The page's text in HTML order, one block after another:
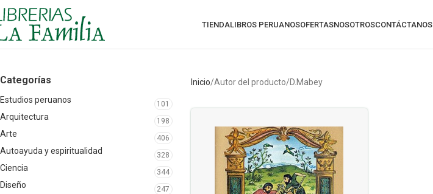
TIENDALIBROS PERUANOSOFERTASNOSOTROSCONTÁCTANOS
Categorías
Estudios peruanos 101
Arquitectura 198
Arte 406
Autoayuda y espiritualidad 328
Ciencia 344
Diseño 247
Inicio Autor del producto D.Mabey